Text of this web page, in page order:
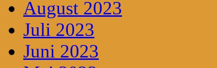
August 2023
Juli 2023
Juni 2023